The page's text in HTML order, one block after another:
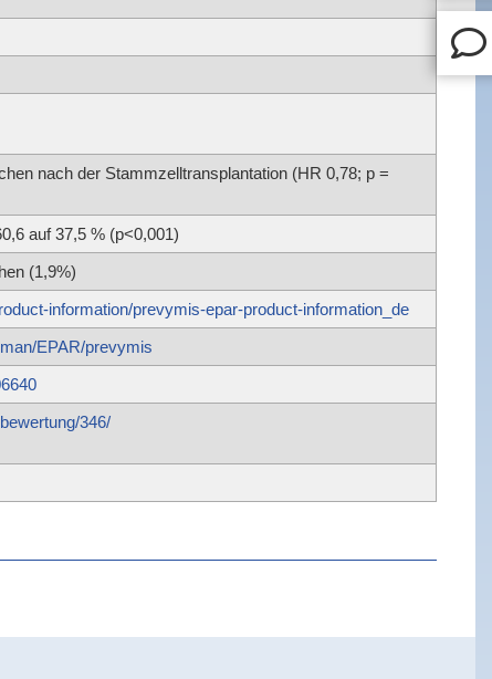
nach der Stammzelltransplantation (HR 0,78; p =
auf 37,5 % (p<0,001)
(1,9%)
information/prevymis-epar-product-information_de
EPAR/prevymis
346/